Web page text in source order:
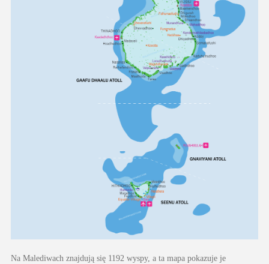
Na Malediwach znajdują się 1192 wyspy, a ta mapa pokazuje je